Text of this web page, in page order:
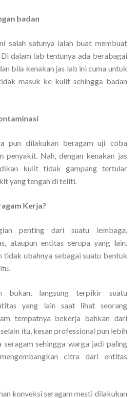
badan
salah satunya ialah buat membuat
dalam lab tentunya ada berabagai
bila kenakan jas lab ini cuma untuk
masuk ke kulit sehingga badan
pun dilakukan beragam uji coba
penyakit. Nah, dengan kenakan jas
kulit tidak gampang tertular
yang tengah di teliti.
Kerja?
penting dari suatu lembaga,
ataupun entitas serupa yang lain.
tidak ubahnya sebagai suatu bentuk
bukan, langsung terpikir suatu
yang lain saat lihat seorang
tempatnya bekerja bahkan dari
itu, kesan professional pun lebih
seragam sehingga warga jadi paling
citra dari entitas
konveksi seragam mesti dilakukan